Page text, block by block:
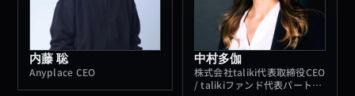
内藤 聡
Anyplace CEO
中村多伽
株式会社taliki代表取締役CEO
/ talikiファンド代表パートナ